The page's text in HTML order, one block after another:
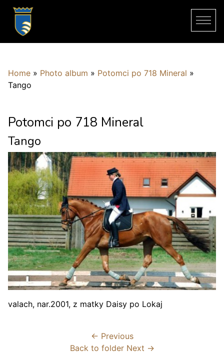
Home » Photo album » Potomci po 718 Mineral »
Tango
Potomci po 718 Mineral
Tango
valach, nar.2001, z matky Daisy po Lokaj
← Previous
Back to folder Next →